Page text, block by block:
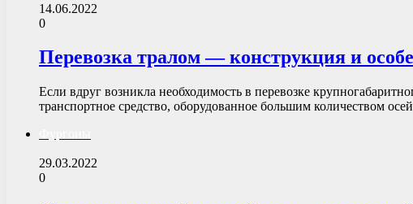
14.06.2022
0
Перевозка тралом — конструкция и
Если вдруг возникла необходимость в перевозке
транспортное средство, оборудованное большим количеством
29.03.2022
0